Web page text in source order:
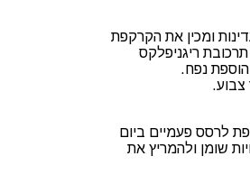
ומכין את הקרקפת
ריגניפלקס
נפח.
לרסס פעמיים ביום
שומן ולהמריץ את